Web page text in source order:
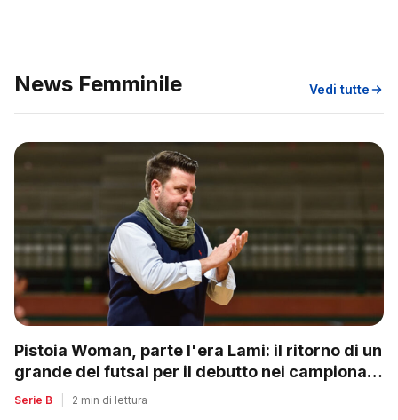
News Femminile Vedi tutte
Pistoia Woman, parte l'era Lami: il ritorno di un
grande del futsal per il debutto nei campionati
nazionali
Serie B 2 min di lettura